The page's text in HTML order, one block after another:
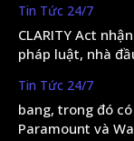
Tin Tức 24/7
CLARITY Act
pháp luật, nhà
Tin Tức 24/7
bang, trong đó
Paramount và